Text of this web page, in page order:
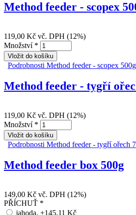
Method feeder - scopex
119,00 Kč vč. DPH (12%)
Množství *
Podrobnosti Method feeder - scopex
Method feeder - tygří
119,00 Kč vč. DPH (12%)
Množství *
Podrobnosti Method feeder - tygří ořech
Method feeder box 500g
149,00 Kč vč. DPH (12%)
PŘÍCHUŤ *
jahoda, +145,11 Kč